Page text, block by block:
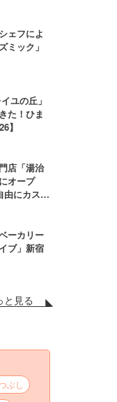
ェフによ
ミック」
ユの丘」
た！ひま
】
店「湯治
オープ
由にカスタ
ーカリー
ブ」新宿
と見る
ぶし